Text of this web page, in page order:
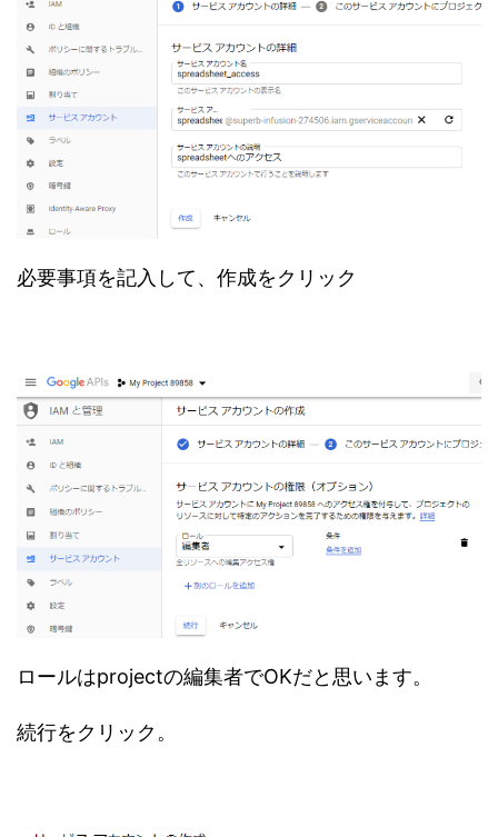
必要事項を記入して、作成をクリック
ロールはprojectの編集者でOKだと思います。
続行をクリック。